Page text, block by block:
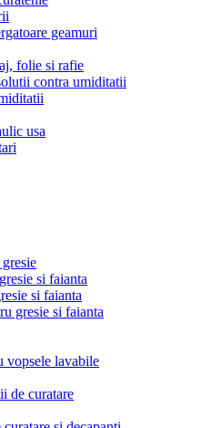
geamuri
folie si rafie
contra umiditatii
usa
si faianta
si faianta
gresie si faianta
vopsele lavabile
de curatare